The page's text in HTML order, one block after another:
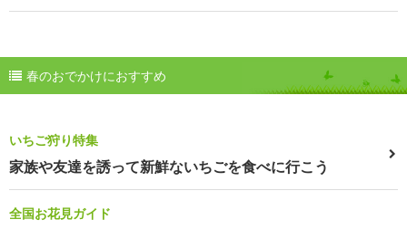
春のおでかけにおすすめ
いちご狩り特集
家族や友達を誘って新鮮ないちごを食べに行こう
全国お花見ガイド